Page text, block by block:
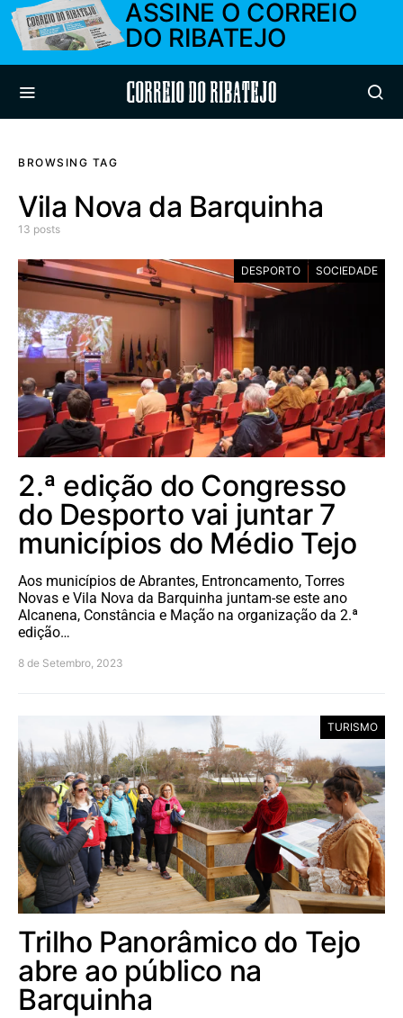
ASSINE O CORREIO
DO RIBATEJO
Correio do Ribatejo
BROWSING TAG
Vila Nova da Barquinha
13 posts
DESPORTO SOCIEDADE
2.ª edição do Congresso
do Desporto vai juntar 7
municípios do Médio Tejo
Aos municípios de Abrantes, Entroncamento, Torres
Novas e Vila Nova da Barquinha juntam-se este ano
Alcanena, Constância e Mação na organização da 2.ª
edição…
8 de Setembro, 2023
TURISMO
Trilho Panorâmico do Tejo
abre ao público na
Barquinha